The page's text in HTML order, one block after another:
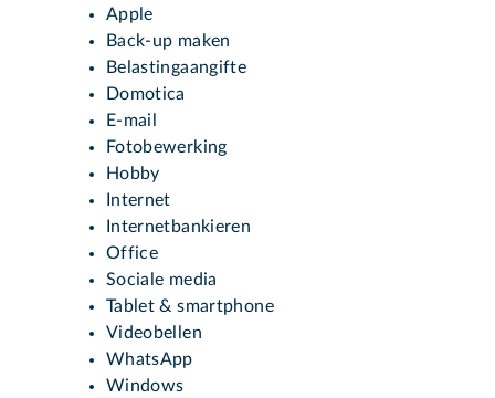
Apple
Back-up maken
Belastingaangifte
Domotica
E-mail
Fotobewerking
Hobby
Internet
Internetbankieren
Office
Sociale media
Tablet & smartphone
Videobellen
WhatsApp
Windows